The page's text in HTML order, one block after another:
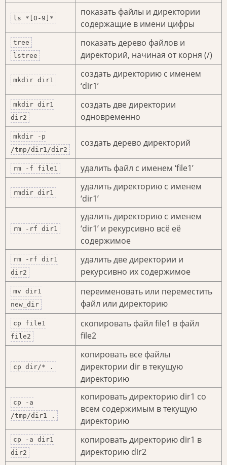
ls *[0-9]*
показать файлы и директории
содержащие в имени цифры
tree
lstree
показать дерево файлов и
директорий, начиная от корня (/)
mkdir dir1
создать директорию с именем
‘dir1’
mkdir dir1
dir2
создать две директории
одновременно
mkdir -p
/tmp/dir1/dir2
создать дерево директорий
rm -f file1 удалить файл с именем ‘file1’
rmdir dir1
удалить директорию с именем
‘dir1’
rm -rf dir1
удалить директорию с именем
‘dir1’ и рекурсивно всё её
содержимое
rm -rf dir1
dir2
удалить две директории и
рекурсивно их содержимое
mv dir1
new_dir
переименовать или переместить
файл или директорию
cp file1
file2
скопировать файл file1 в файл
file2
cp dir/* .
копировать все файлы
директории dir в текущую
директорию
cp -a
/tmp/dir1 .
копировать директорию dir1 со
всем содержимым в текущую
директорию
cp -a dir1
dir2
копировать директорию dir1 в
директорию dir2